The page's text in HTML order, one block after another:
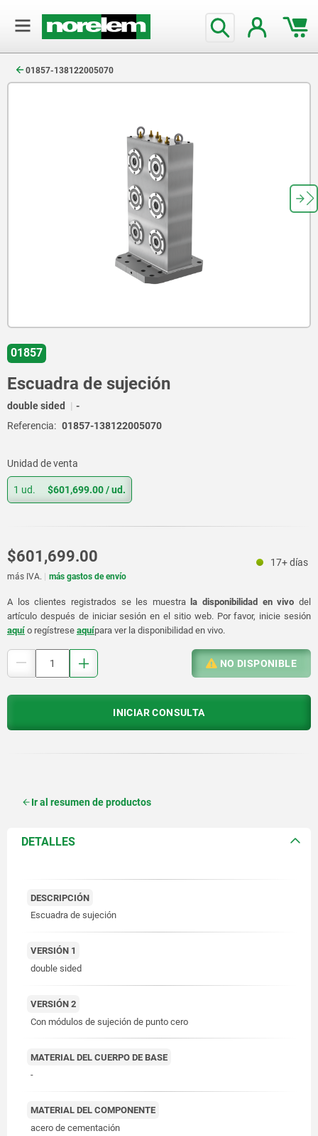
01857-138122005070
01857
Escuadra de sujeción
double sided
-
Referencia: 01857-138122005070
Unidad de venta
1 ud. $601,699.00/ ud.
$601,699.00 17+ días
más IVA. más gastos de envío
A los clientes registrados se les muestrala disponibilidad en vivo del
artículo después de iniciar sesión en el sitio web. Por favor, inicie sesión
aquí o regístrese aquípara ver la disponibilidad en vivo.
NO DISPONIBLE
INICIAR CONSULTA
Ir al resumen de productos
DETALLES
DESCRIPCIÓN
Escuadra de sujeción
VERSIÓN 1
double sided
VERSIÓN 2
Con módulos de sujeción de punto cero
MATERIAL DEL CUERPO DE BASE
-
MATERIAL DEL COMPONENTE
acero de cementación